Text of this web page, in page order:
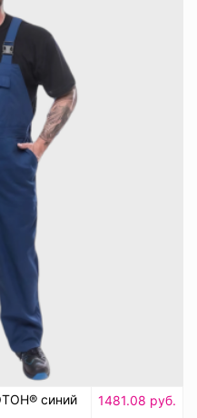
синий
1481.08 руб.